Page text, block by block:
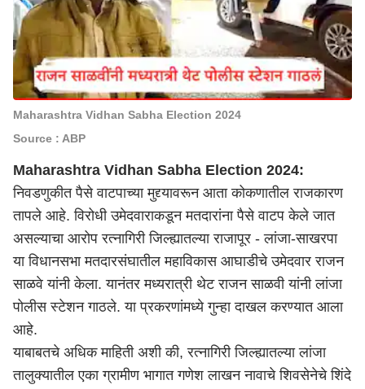
Maharashtra Vidhan Sabha Election 2024
Source : ABP
Maharashtra Vidhan Sabha Election 2024:
निवडणुकीत पैसे वाटपाच्या मुद्द्यावरून आता कोकणातील राजकारण
तापले आहे. विरोधी उमेदवाराकडून मतदारांना पैसे वाटप केले जात
असल्याचा आरोप रत्नागिरी जिल्ह्यातल्या राजापूर - लांजा-साखरपा
या विधानसभा मतदारसंघातील महाविकास आघाडीचे उमेदवार राजन
साळवे यांनी केला. यानंतर मध्यरात्री थेट राजन साळवी यांनी लांजा
पोलीस स्टेशन गाठले. या प्रकरणांमध्ये गुन्हा दाखल करण्यात आला
आहे.
याबाबतचे अधिक माहिती अशी की,रत्नागिरीजिल्ह्यातल्या लांजा
तालुक्यातील एका ग्रामीण भागात गणेश लाखन नावाचे शिवसेनेचे शिंदे